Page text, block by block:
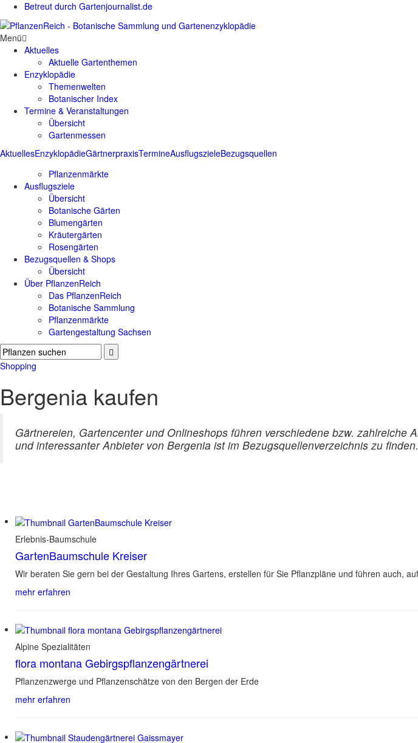
Betreut durch Gartenjournalist.de
AktuellesEnzyklopädieGärtnerpraxisTermineAusflugszieleBezugsquellen
Menü
Aktuelles
Aktuelle Gartenthemen
Enzyklopädie
Themenwelten
Botanischer Index
Termine & Veranstaltungen
Übersicht
Gartenmessen
Pflanzenmärkte
Ausflugsziele
Übersicht
Botanische Gärten
Blumengärten
Kräutergärten
Rosengärten
Bezugsquellen & Shops
Übersicht
Über PflanzenReich
Das PflanzenReich
Botanische Sammlung
Pflanzenmärkte
Gartengestaltung Sachsen
Shopping
Bergenia kaufen
Gärtnereien, Gartencenter und Onlineshops führen verschiedene bzw.
und interessanter Anbieter von Bergenia ist im Bezugsquellenverzeichnis zu finden.
Erlebnis-Baumschule
GartenBaumschule Kreiser
Wir beraten Sie gern bei der Gestaltung Ihres Gartens, erstellen für Sie Pflanzpläne und führen auch,
mehr erfahren
Alpine Spezialitäten
flora montana Gebirgspflanzengärtnerei
Pflanzenzwerge und Pflanzenschätze von den Bergen der Erde
mehr erfahren